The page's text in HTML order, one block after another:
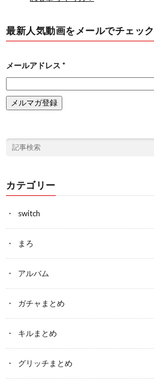
最新人気動画をメールでチェック
メールアドレス *
カテゴリー
switch
まろ
アルバム
ガチャまとめ
キルまとめ
グリッチまとめ